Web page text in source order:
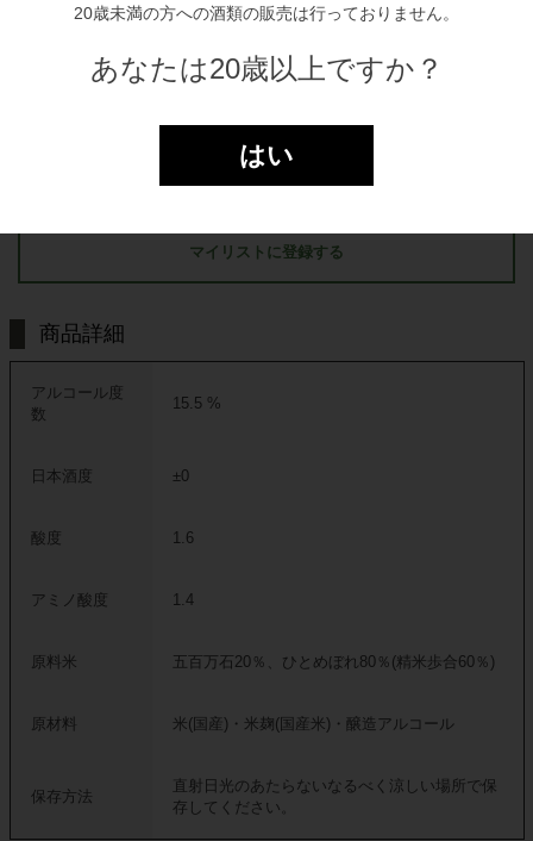
20歳未満の方への酒類の販売は行っておりません。
あなたは20歳以上ですか？
はい
13pt
全て税込み金額表示となっております。
商品をカゴに入れる
マイリストに登録する
商品詳細
アルコール度
数
15.5 %
日本酒度 ±0
酸度 1.6
アミノ酸度 1.4
原料米 五百万石20％、ひとめぼれ80％(精米歩合60％)
原材料 米(国産)・米麹(国産米)・醸造アルコール
保存方法
直射日光のあたらないなるべく涼しい場所で保
存してください。